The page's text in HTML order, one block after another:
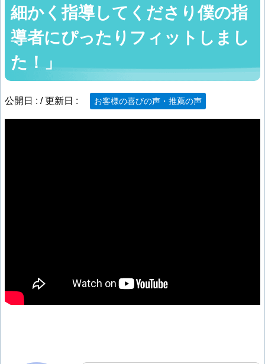
細かく指導してくださり僕の指
導者にぴったりフィットしまし
た！」
公開日 : / 更新日 : お客様の喜びの声・推薦の声